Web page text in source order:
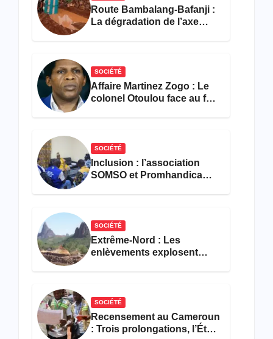
Route Bambalang-Bafanji :
La dégradation de l’axe
SOCIÉTÉ
Affaire Martinez Zogo : Le
colonel Otoulou face au feu
SOCIÉTÉ
Inclusion : l’association
SOMSO et Promhandicam
SOCIÉTÉ
Extrême-Nord : Les
enlèvements explosent
SOCIÉTÉ
Recensement au Cameroun
: Trois prolongations, l’État